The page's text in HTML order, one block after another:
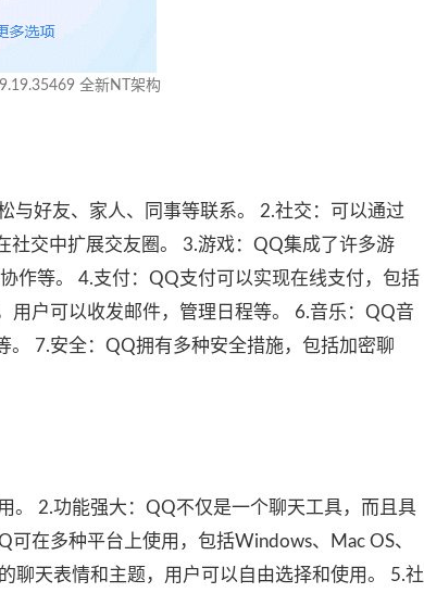
全新NT架构
与好友、家人、同事等联系。 2.社交：可以通过
交中扩展交友圈。 3.游戏：QQ集成了许多游
作等。 4.支付：QQ支付可以实现在线支付，包括
用户可以收发邮件，管理日程等。 6.音乐：QQ音
7.安全：QQ拥有多种安全措施，包括加密聊
。 2.功能强大：QQ不仅是一个聊天工具，而且具
在多种平台上使用，包括Windows、Mac OS、
聊天表情和主题，用户可以自由选择和使用。 5.社